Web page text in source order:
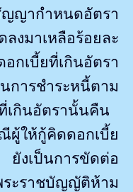
ากำหนดอัตรา
งมาเหลือร้อยละ
กเบี้ยที่เกินอัตรา
ารชำระหนี้ตาม
เกินอัตรานั้นคืน
ให้กู้คิดดอกเบี้ย
เป็นการขัดต่อ
ะราชบัญญัติห้าม